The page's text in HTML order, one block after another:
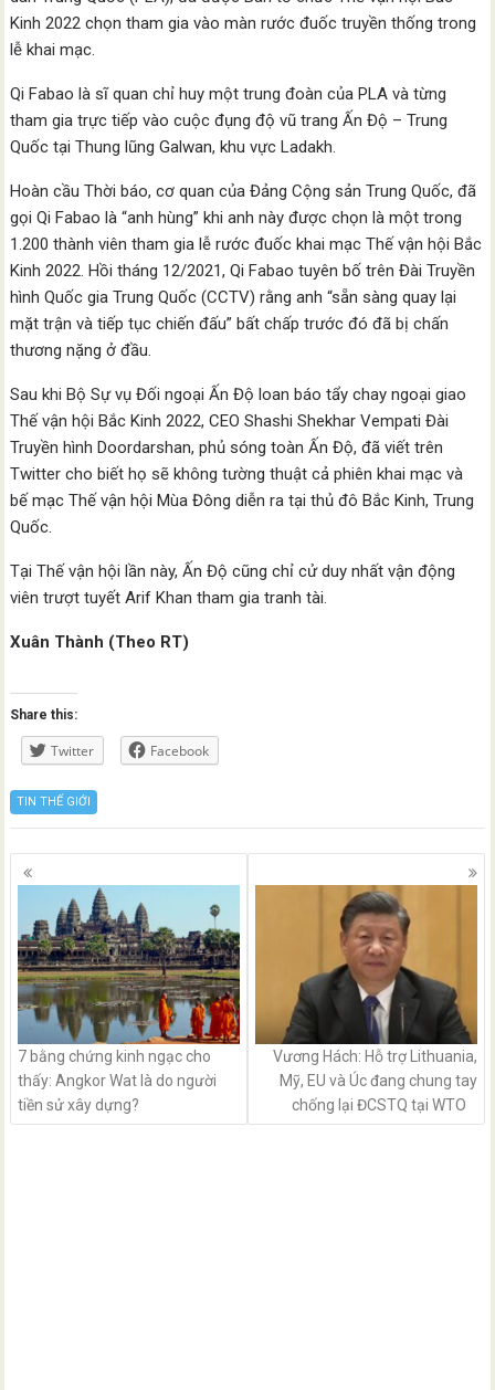
Kinh 2022 chọn tham gia vào màn rước đuốc truyền thống trong
lễ khai mạc.
Qi Fabao là sĩ quan chỉ huy một trung đoàn của PLA và từng
tham gia trực tiếp vào cuộc đụng độ vũ trang Ấn Độ – Trung
Quốc tại Thung lũng Galwan, khu vực Ladakh.
Hoàn cầu Thời báo, cơ quan của Đảng Cộng sản Trung Quốc, đã
gọi Qi Fabao là “anh hùng” khi anh này được chọn là một trong
1.200 thành viên tham gia lễ rước đuốc khai mạc Thế vận hội Bắc
Kinh 2022. Hồi tháng 12/2021, Qi Fabao tuyên bố trên Đài Truyền
hình Quốc gia Trung Quốc (CCTV) rằng anh “sẵn sàng quay lại
mặt trận và tiếp tục chiến đấu” bất chấp trước đó đã bị chấn
thương nặng ở đầu.
Sau khi Bộ Sự vụ Đối ngoại Ấn Độ loan báo tẩy chay ngoại giao
Thế vận hội Bắc Kinh 2022, CEO Shashi Shekhar Vempati Đài
Truyền hình Doordarshan, phủ sóng toàn Ấn Độ, đã viết trên
Twitter cho biết họ sẽ không tường thuật cả phiên khai mạc và
bế mạc Thế vận hội Mùa Đông diễn ra tại thủ đô Bắc Kinh, Trung
Quốc.
Tại Thế vận hội lần này, Ấn Độ cũng chỉ cử duy nhất vận động
viên trượt tuyết Arif Khan tham gia tranh tài.
Xuân Thành (Theo RT)
Share this:
Twitter Facebook
TIN THẾ GIỚI
Posts
navigation
7 bằng chứng kinh ngạc cho
thấy: Angkor Wat là do người
tiền sử xây dựng?
Vương Hách: Hỗ trợ Lithuania,
Mỹ, EU và Úc đang chung tay
chống lại ĐCSTQ tại WTO